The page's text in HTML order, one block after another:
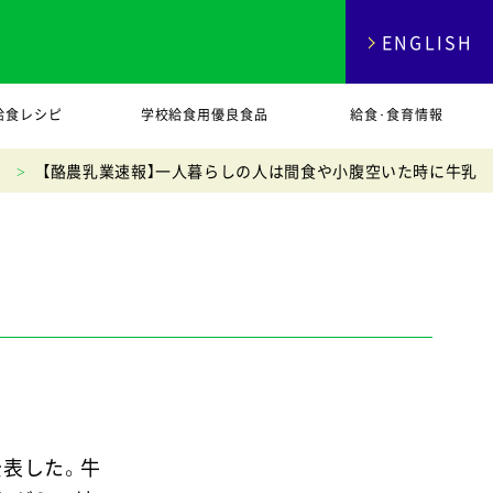
食レシピ 学校給食用優良食品 給食･食育情報
ENGLISH
【酪農乳業速報】一人暮らしの人は間食や小腹空いた時に牛乳
した。牛